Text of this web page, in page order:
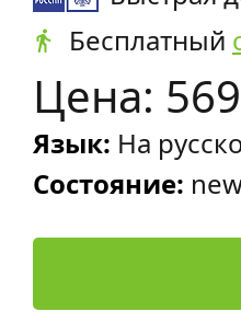
Бесплатный
Цена:
Язык: На
Состояние: